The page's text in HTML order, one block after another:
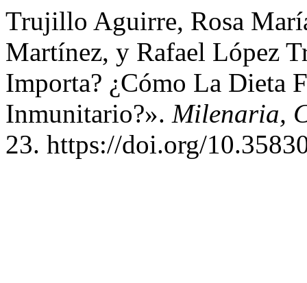
Trujillo Aguirre, Rosa
Martínez, y Rafael López
Importa? ¿Cómo La Dieta
Inmunitario?». Milenaria,
23. https://doi.org/